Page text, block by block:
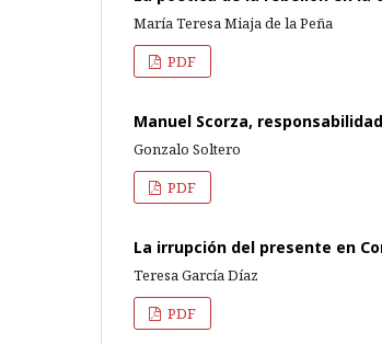
María Teresa Miaja de la Peña
PDF
Manuel Scorza,
Gonzalo Soltero
PDF
La irrupción del presente en
Teresa García Díaz
PDF